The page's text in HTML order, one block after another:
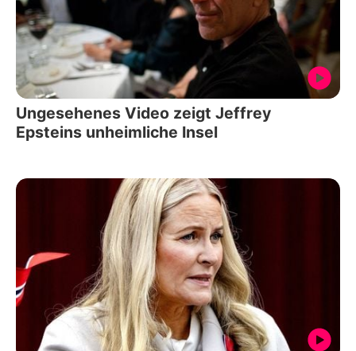
Ungesehenes Video zeigt Jeffrey
Epsteins unheimliche Insel